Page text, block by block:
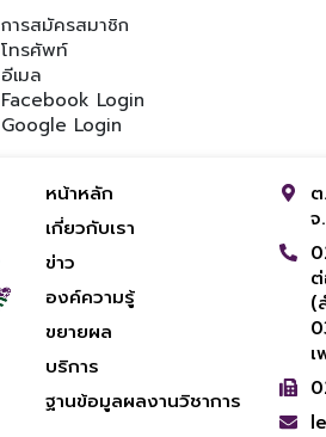
การสมัครสมาชิก
โทรศัพท์
อีเมล
Facebook Login
Google Login
หน้าหลัก
เกี่ยวกับเรา
ข่าว
องค์ความรู้
ขยายผล
บริการ
ฐานข้อมูลผลงานวิชาการ
จ
(